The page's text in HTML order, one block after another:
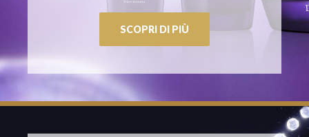
SCOPRI DI PIÙ